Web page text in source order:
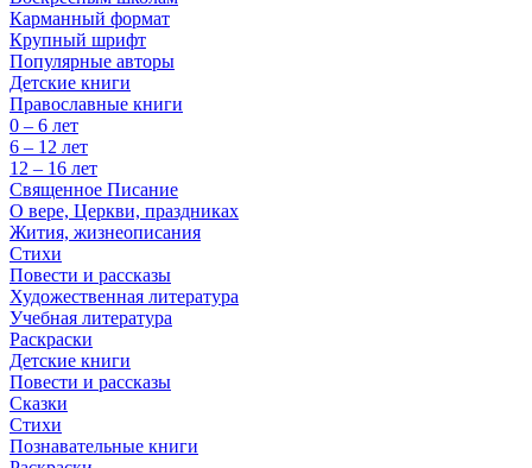
Карманный формат
Крупный шрифт
Популярные авторы
Детские книги
Православные книги
0 – 6 лет
6 – 12 лет
12 – 16 лет
Священное Писание
О вере, Церкви, праздниках
Жития, жизнеописания
Стихи
Повести и рассказы
Художественная литература
Учебная литература
Раскраски
Детские книги
Повести и рассказы
Сказки
Стихи
Познавательные книги